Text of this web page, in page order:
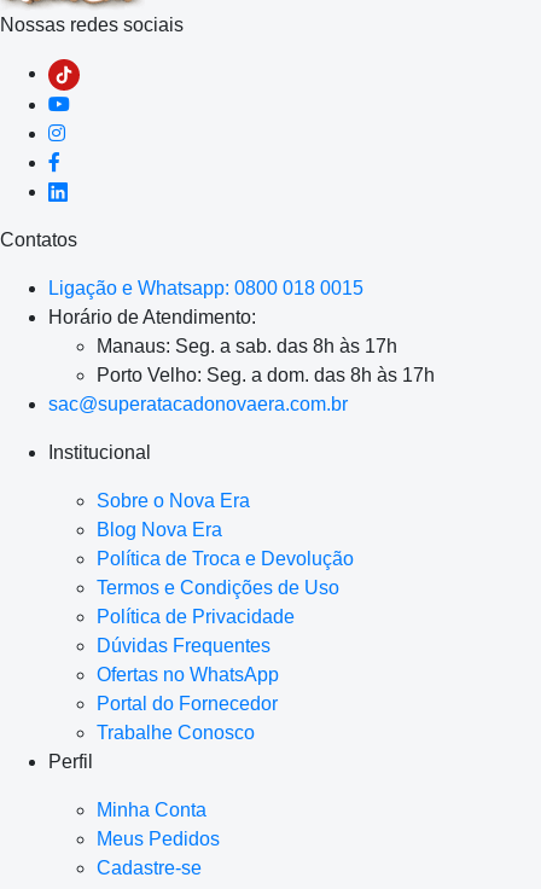
Nossas redes sociais
Contatos
Ligação e Whatsapp: 0800 018 0015
Horário de Atendimento:
Manaus: Seg. a sab. das 8h às 17h
Porto Velho: Seg. a dom. das 8h às 17h
sac@superatacadonovaera.com.br
Institucional
Sobre o Nova Era
Blog Nova Era
Política de Troca e Devolução
Termos e Condições de Uso
Política de Privacidade
Dúvidas Frequentes
Ofertas no WhatsApp
Portal do Fornecedor
Trabalhe Conosco
Perfil
Minha Conta
Meus Pedidos
Cadastre-se